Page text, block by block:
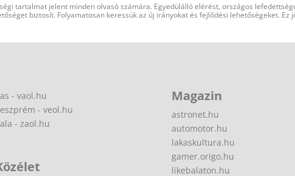
tartalmat jelent minden olvasó számára. Egyedülálló elérést, országos
biztosít. Folyamatosan keressük az új irányokat és fejlődési lehetőségeket. Ez
- vaol.hu
- veol.hu
- zaol.hu
Magazin
astronet.hu
automotor.hu
lakaskultura.hu
gamer.origo.hu
likebalaton.hu